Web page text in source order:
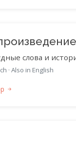
слова и
· Also in English